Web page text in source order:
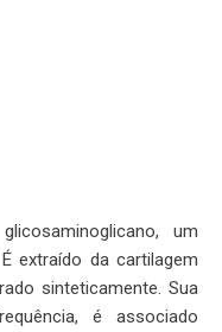
um
extraído da cartilagem
sinteticamente. Sua
é associado